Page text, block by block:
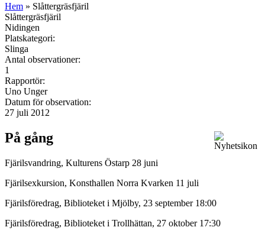
Hem » Slåttergräsfjäril
Slåttergräsfjäril
Nidingen
Platskategori:
Slinga
Antal observationer:
1
Rapportör:
Uno Unger
Datum för observation:
27 juli 2012
På gång
Fjärilsvandring, Kulturens Östarp 28 juni
Fjärilsexkursion, Konsthallen Norra Kvarken 11 juli
Fjärilsföredrag, Biblioteket i Mjölby, 23 september 18:00
Fjärilsföredrag, Biblioteket i Trollhättan, 27 oktober 17:30